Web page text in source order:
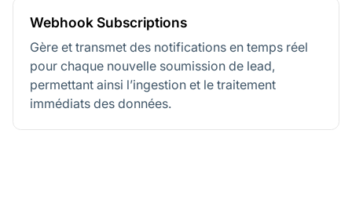
Webhook Subscriptions
Gère et transmet des notifications en temps réel
pour chaque nouvelle soumission de lead,
permettant ainsi l’ingestion et le traitement
immédiats des données.